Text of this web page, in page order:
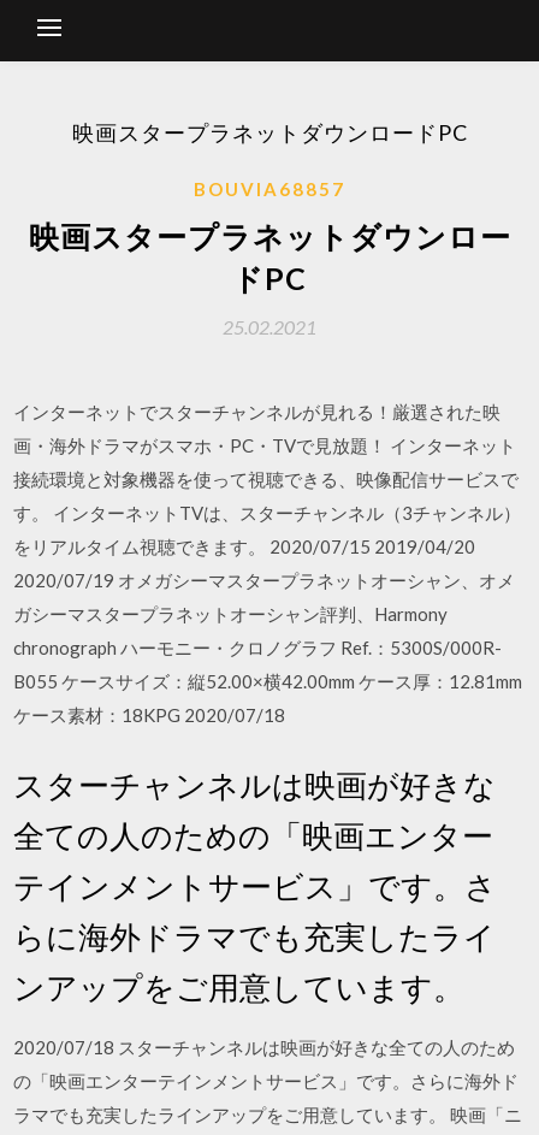
映画スタープラネットダウンロードPC
BOUVIA68857
映画スタープラネットダウンロー
ドPC
25.02.2021
インターネットでスターチャンネルが見れる！厳選された映
画・海外ドラマがスマホ・PC・TVで見放題！ インターネット
接続環境と対象機器を使って視聴できる、映像配信サービスで
す。 インターネットTVは、スターチャンネル（3チャンネル）
をリアルタイム視聴できます。 2020/07/15 2019/04/20
2020/07/19 オメガシーマスタープラネットオーシャン、オメ
ガシーマスタープラネットオーシャン評判、Harmony
chronograph ハーモニー・クロノグラフ Ref.：5300S/000R-
B055 ケースサイズ：縦52.00×横42.00mm ケース厚：12.81mm
ケース素材：18KPG 2020/07/18
スターチャンネルは映画が好きな
全ての人のための「映画エンター
テインメントサービス」です。さ
らに海外ドラマでも充実したライ
ンアップをご用意しています。
2020/07/18 スターチャンネルは映画が好きな全ての人のため
の「映画エンターテインメントサービス」です。さらに海外ド
ラマでも充実したラインアップをご用意しています。 映画「ニ